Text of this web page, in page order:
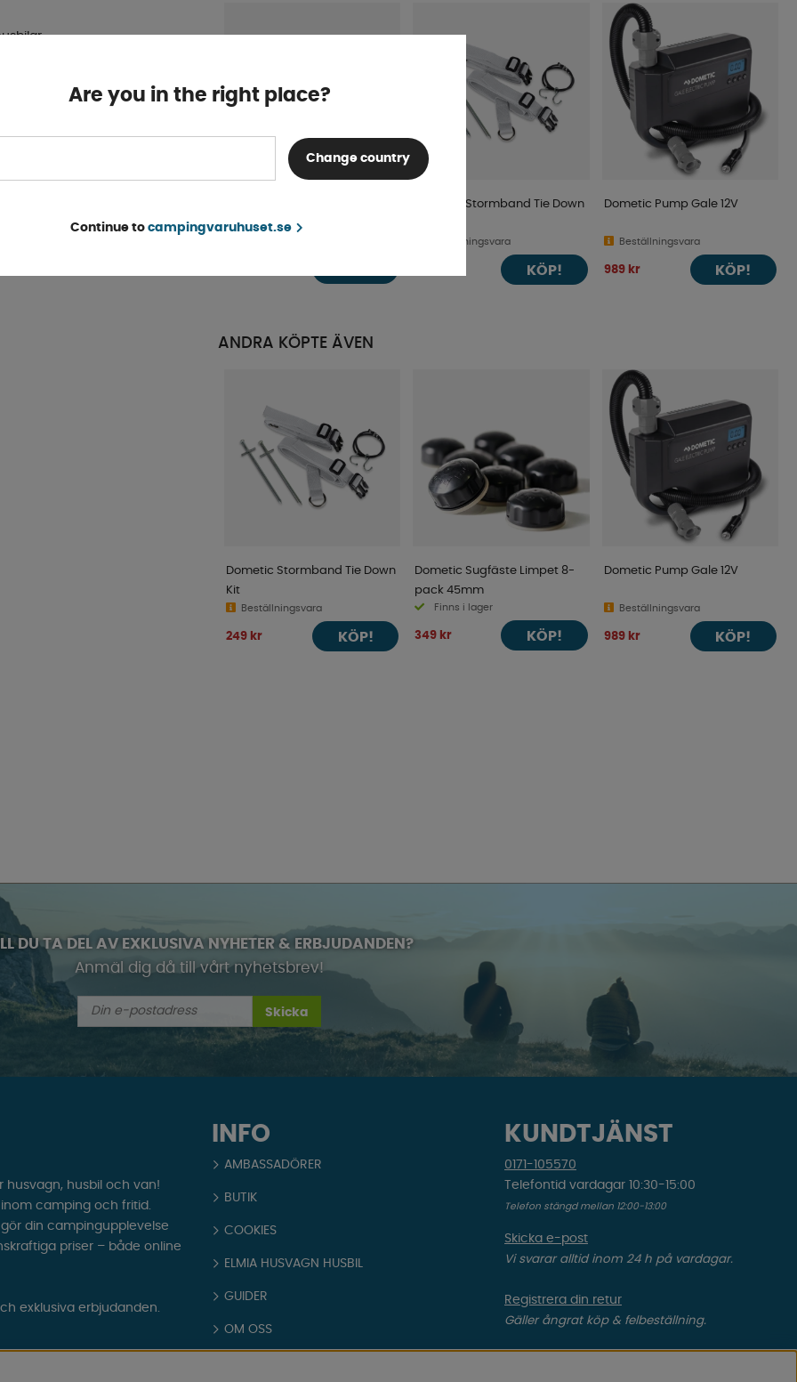
pack 45mm
Dometic Stormband Tie Down
Beställningsvara
KÖP!
Dometic Pump Gale 12V
Beställningsvara
989 kr KÖP!
ANDRA KÖPTE ÄVEN
Dometic Stormband Tie Down
Kit
Beställningsvara
249 kr KÖP!
Dometic Sugfäste Limpet 8-
pack 45mm
Finns i lager
349 kr KÖP!
Dometic Pump Gale 12V
Beställningsvara
989 kr KÖP!
Are you in the right place?
Change country
Continue to campingvaruhuset.se
DU TA DEL AV EXKLUSIVA NYHETER & ERBJUDANDEN?
Anmäl dig då till vårt nyhetsbrev!
Skicka
INFO
AMBASSADÖRER
BUTIK
COOKIES
ELMIA HUSVAGN HUSBIL
GUIDER
OM OSS
KUNDTJÄNST
0171-105570
Telefontid vardagar 10:30-15:00
Telefon stängd mellan 12:00-13:00
Skicka e-post
Vi svarar alltid inom 24 h på vardagar.
Registrera din retur
Gäller ångrat köp & felbeställning.
husvagn, husbil och van!
camping och fritid.
din campingupplevelse
priser – både online
exklusiva erbjudanden.